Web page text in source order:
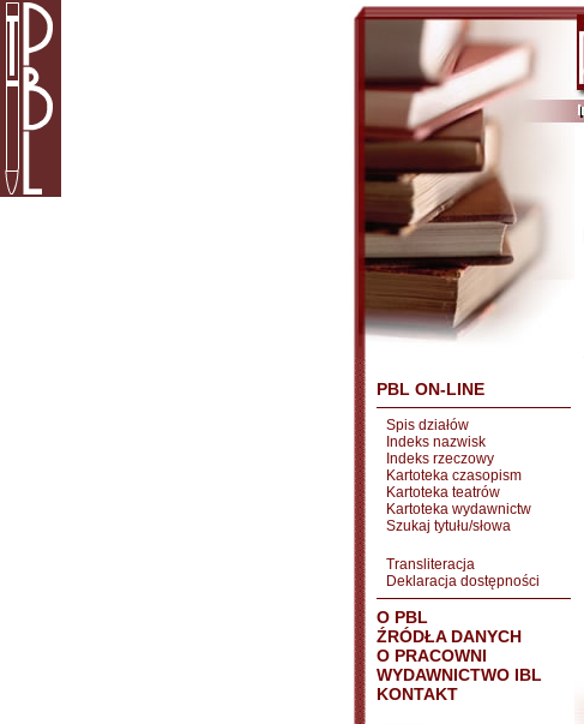
PBL ON-LINE
Spis działów
Indeks nazwisk
Indeks rzeczowy
Kartoteka czasopism
Kartoteka teatrów
Kartoteka wydawnictw
Szukaj tytułu/słowa
Transliteracja
Deklaracja dostępności
O PBL
ŹRÓDŁA DANYCH
O PRACOWNI
WYDAWNICTWO IBL
KONTAKT